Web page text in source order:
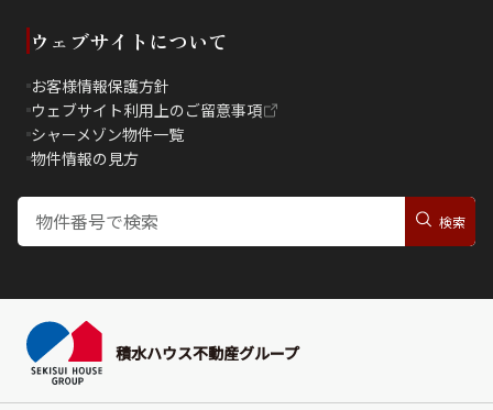
ウェブサイトについて
お客様情報保護方針
ウェブサイト利用上のご留意事項
シャーメゾン物件一覧
物件情報の見方
積水ハウス不動産グループ